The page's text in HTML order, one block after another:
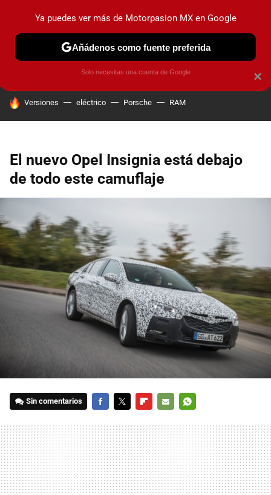
PRUEBAS INDUSTRIA HOY NO CIRCULA
HOY SE HABLA DE
Versiones eléctrico Porsche RAM
El nuevo Opel Insignia está debajo
de todo este camuflaje
Sin comentarios
MAIL
×
Ya puedes ver más de Motorpasion MX en Google
Añádenos como fuente preferida
Solo necesitas una cuenta de Google